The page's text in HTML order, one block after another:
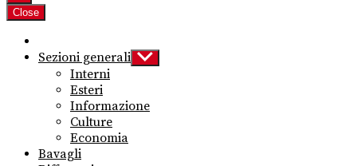
Close
Sezioni generali Show
sub
Interni
Esteri
Informazione
Culture
Economia
Bavagli